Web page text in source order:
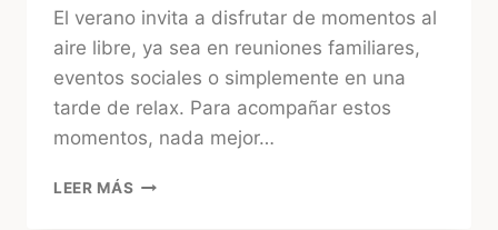
El verano invita a disfrutar de momentos al
aire libre, ya sea en reuniones familiares,
eventos sociales o simplemente en una
tarde de relax. Para acompañar estos
momentos, nada mejor…
LEER MÁS BEBIDAS